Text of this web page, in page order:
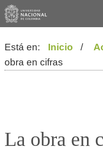
Está en: Inicio /
obra en cifras
La obra en